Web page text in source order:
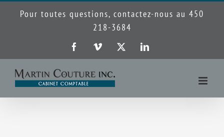
Pour toutes questions, contactez-nous au 450
218-3684
FacebookVimeo LinkedIn